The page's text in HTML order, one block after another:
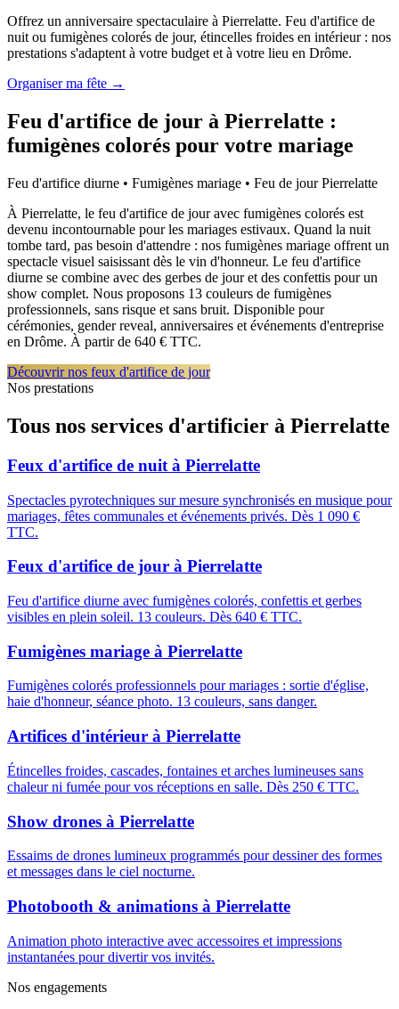
Offrez un anniversaire spectaculaire à Pierrelatte. Feu d'artifice de
nuit ou fumigènes colorés de jour, étincelles froides en intérieur : nos
prestations s'adaptent à votre budget et à votre lieu en Drôme.
Organiser ma fête →
Feu d'artifice de jour à Pierrelatte :
fumigènes colorés pour votre mariage
Feu d'artifice diurne • Fumigènes mariage • Feu de jourPierrelatte
À Pierrelatte, le feu d'artifice de jour avec fumigènes colorés est
devenu incontournable pour les mariages estivaux. Quand la nuit
tombe tard, pas besoin d'attendre : nos fumigènes mariage offrent un
spectacle visuel saisissant dès le vin d'honneur. Le feu d'artifice
diurne se combine avec des gerbes de jour et des confettis pour un
show complet. Nous proposons 13 couleurs de fumigènes
professionnels, sans risque et sans bruit. Disponible pour
cérémonies, gender reveal, anniversaires et événements d'entreprise
en Drôme. À partir de 640 € TTC.
Découvrir nos feux d'artifice de jour
Nos prestations
Tous nos services d'artificier à Pierrelatte
Feux d'artifice de nuit à Pierrelatte
Spectacles pyrotechniques sur mesure synchronisés en musique pour
mariages, fêtes communales et événements privés. Dès 1 090 €
TTC.
Feux d'artifice de jour à Pierrelatte
Feu d'artifice diurne avec fumigènes colorés, confettis et gerbes
visibles en plein soleil. 13 couleurs. Dès 640 € TTC.
Fumigènes mariage à Pierrelatte
Fumigènes colorés professionnels pour mariages : sortie d'église,
haie d'honneur, séance photo. 13 couleurs, sans danger.
Artifices d'intérieur à Pierrelatte
Étincelles froides, cascades, fontaines et arches lumineuses sans
chaleur ni fumée pour vos réceptions en salle. Dès 250 € TTC.
Show drones à Pierrelatte
Essaims de drones lumineux programmés pour dessiner des formes
et messages dans le ciel nocturne.
Photobooth & animations à Pierrelatte
Animation photo interactive avec accessoires et impressions
instantanées pour divertir vos invités.
Nos engagements